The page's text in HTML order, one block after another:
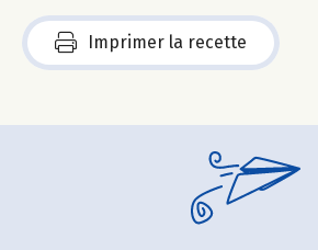
Imprimer la recette